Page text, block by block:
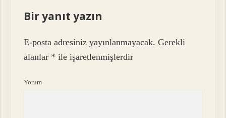
Bir yanıt yazın
E-posta adresiniz yayınlanmayacak. Gerekli
alanlar * ile işaretlenmişlerdir
Yorum